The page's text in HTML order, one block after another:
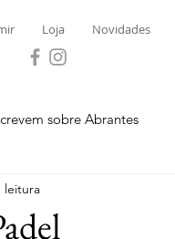
Loja Novidades
sobre Abrantes
leitura